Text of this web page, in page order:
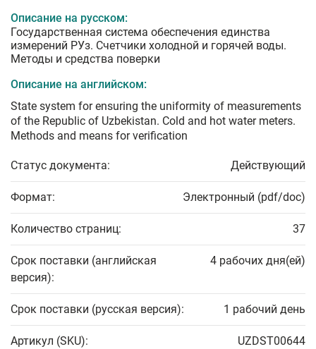
Описание на русском:
Государственная система обеспечения единства
измерений РУз. Счетчики холодной и горячей воды.
Методы и средства поверки
Описание на английском:
State system for ensuring the uniformity of measurements
of the Republic of Uzbekistan. Cold and hot water meters.
Methods and means for verification
Статус документа: Действующий
Формат: Электронный (pdf/doc)
Количество страниц: 37
Срок поставки (английская
версия):
4 рабочих дня(ей)
Срок поставки (русская версия): 1 рабочий день
Артикул (SKU): UZDST00644